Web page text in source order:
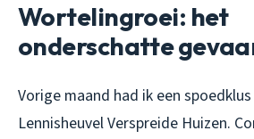
Wortelingroei: het
onderschatte
Vorige maand had ik een
Lennisheuvel Verspreide Huizen.